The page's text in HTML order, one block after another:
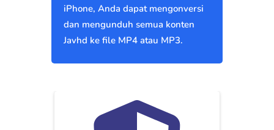
iPhone, Anda dapat mengonversi
dan mengunduh semua konten
Javhd ke file MP4 atau MP3.